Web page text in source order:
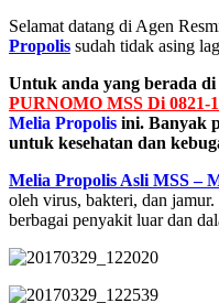
Selamat datang di Agen
Propolis sudah tidak asing
Untuk anda yang berada di
PURNOMO MSS Di 0821-
Melia Propolis ini. Banyak
untuk kesehatan dan
Melia Propolis Asli MSS –
oleh virus, bakteri, dan jamur.
berbagai penyakit luar dan